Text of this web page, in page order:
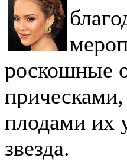
роскошные
плодами их
звезда.